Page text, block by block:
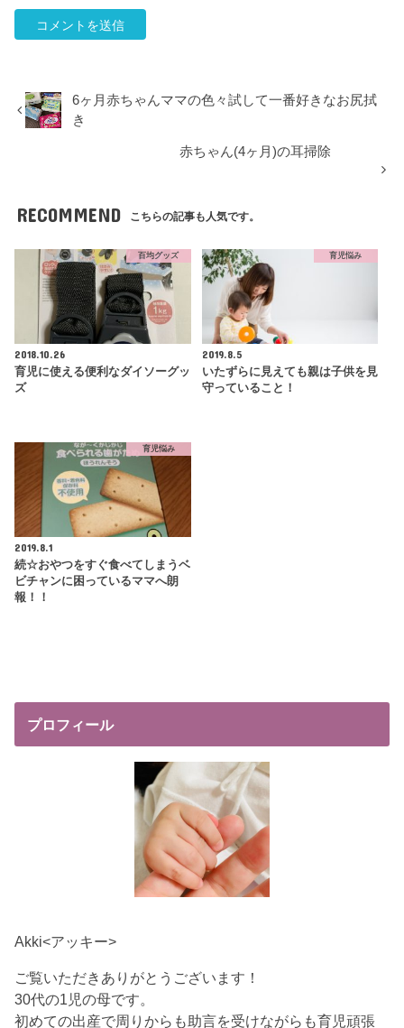
6ヶ月赤ちゃんママの色々試して一番好きなお尻拭
き
赤ちゃん(4ヶ月)の耳掃除
RECOMMEND こちらの記事も人気です。
百均グッズ
2018.10.26
育児に使える便利なダイソーグッ
ズ
育児悩み
2019.8.5
いたずらに見えても親は子供を見
守っていること！
育児悩み
2019.8.1
続☆おやつをすぐ食べてしまうベ
ビチャンに困っているママへ朗
報！！
プロフィール
Akki<アッキー>
ご覧いただきありがとうございます！
30代の1児の母です。
初めての出産で周りからも助言を受けながらも育児頑張